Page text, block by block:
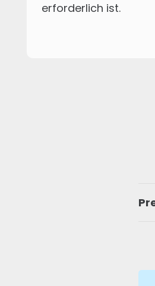
erforderlich ist.